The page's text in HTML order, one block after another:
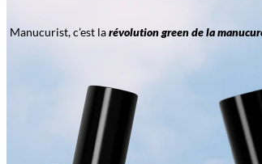
Manucurist, c’est larévolution green de la